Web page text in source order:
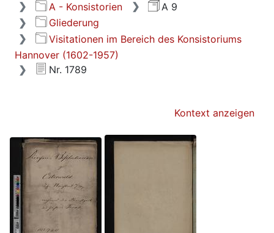
A - Konsistorien
A 9
Gliederung
Visitationen im Bereich des Konsistoriums
Hannover (1602-1957)
Nr. 1789
Kontext anzeigen